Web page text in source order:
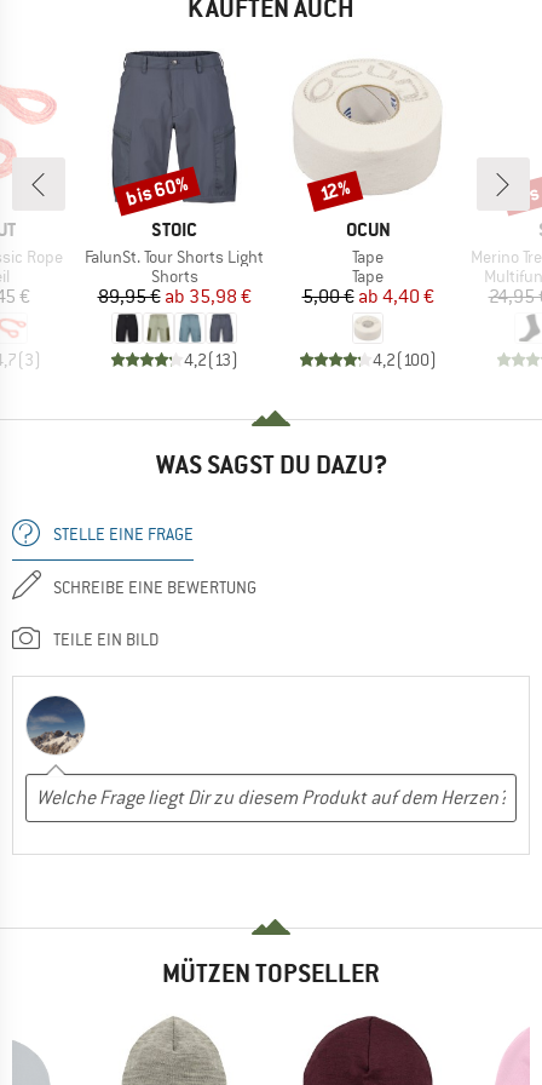
KAUFTEN AUCH
Rope
€
(3)
MARKE
STOIC
Artikel
FalunSt. Tour Shorts Light
Produktgruppe
Shorts
Preis
89,95 € reduzierter Preis
ab 35,98 €
4,2(13)
Rabatt
bis 60%
MARKE
OCUN
Artikel
Tape
Produktgruppe
Tape
Preis
5,00 € reduzierter Preis
ab 4,40 €
4,2(100)
Rabatt
12%
Artikel
Merino
24,95
WAS SAGST DU DAZU?
STELLE EINE FRAGE
SCHREIBE EINE BEWERTUNG
TEILE EIN BILD
MÜTZEN TOPSELLER